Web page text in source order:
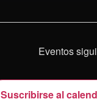
Eventos
Suscribirse al